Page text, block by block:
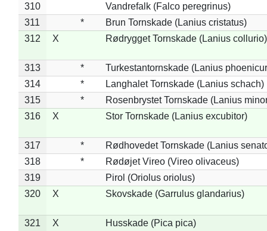
310
Vandrefalk (Falco peregrinus)
311
*
Brun Tornskade (Lanius cristatus)
312
X Rødrygget Tornskade (Lanius collurio)
313 *
Turkestantornskade (Lanius
314
*
Langhalet Tornskade (Lanius schach)
315
*
Rosenbrystet Tornskade (Lanius
316
X Stor Tornskade (Lanius excubitor)
317 *
Rødhovedet Tornskade (Lanius
318
*
Rødøjet Vireo (Vireo olivaceus)
319
Pirol (Oriolus oriolus)
320
X Skovskade (Garrulus glandarius)
321 X Husskade (Pica pica)